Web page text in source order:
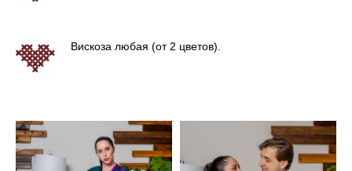
Вискоза любая (от 2 цветов).